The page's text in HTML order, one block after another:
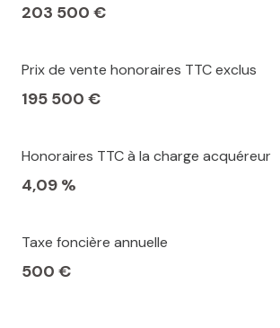
203 500 €
Prix de vente honoraires TTC exclus
195 500 €
Honoraires TTC à la charge acquéreur
4,09 %
Taxe foncière annuelle
500 €